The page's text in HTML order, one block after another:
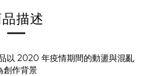
描述
以 2020 年疫情期間的動盪與混亂
創作背景